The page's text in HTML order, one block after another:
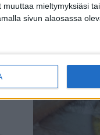
mieltymyksiäsi
sivun alaosassa
Suomessa täysin